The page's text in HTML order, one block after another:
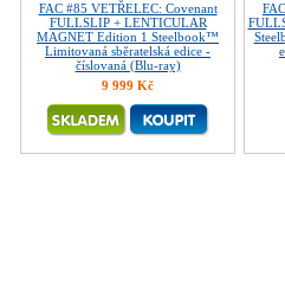
FAC #85 VETŘELEC: Covenant
FULLSLIP + LENTICULAR
MAGNET Edition 1 Steelbook™
Limitovaná sběratelská edice -
číslovaná (Blu-ray)
9 999 Kč